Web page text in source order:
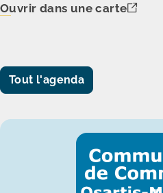
Ouvrir dans une carte
Tout l'agenda